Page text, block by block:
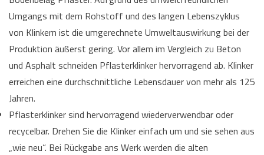
Umgangs mit dem Rohstoff und des langen Lebenszyklus
von Klinkern ist die umgerechnete Umweltauswirkung bei der
Produktion äußerst gering. Vor allem im Vergleich zu Beton
und Asphalt schneiden Pflasterklinker hervorragend ab. Klinker
erreichen eine durchschnittliche Lebensdauer von mehr als 125
Jahren.
Pflasterklinker sind hervorragend wiederverwendbar oder
recycelbar. Drehen Sie die Klinker einfach um und sie sehen aus
„wie neu“. Bei Rückgabe ans Werk werden die alten